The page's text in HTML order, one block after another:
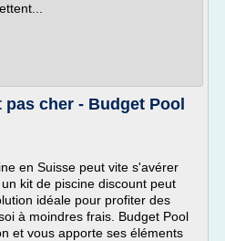
cher - Budget Pool
en Suisse peut vite s'avérer
kit de piscine discount peut
idéale pour profiter des
à moindres frais. Budget Pool
et vous apporte ses éléments